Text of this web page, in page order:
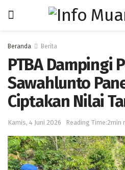
Beranda Berita
PTBA Dampingi
Sawahlunto
Ciptakan Nilai
Kamis, 4 Juni 2026 Reading Time:2min